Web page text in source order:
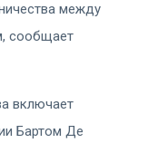
между
сообщает
включает
Бартом Де